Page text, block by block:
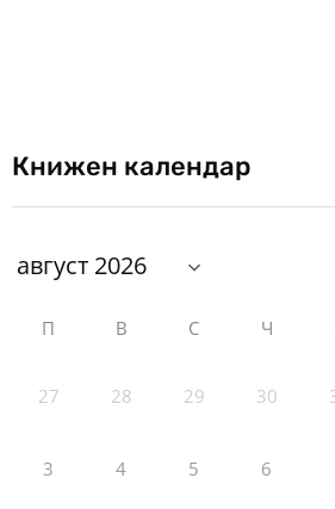
Книжен календар
П В С Ч
27 28 29 30
3 4 5 6